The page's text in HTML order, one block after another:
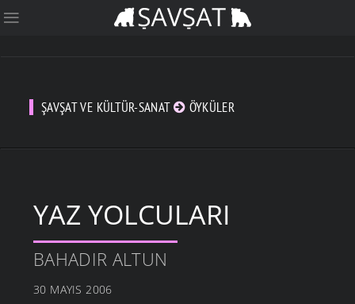
ŞAVŞAT VE KÜLTÜR-SANAT ÖYKÜLER
YAZ YOLCULARI
BAHADIR ALTUN
30 MAYIS 2006